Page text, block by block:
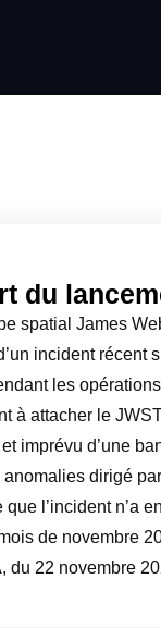
du
spatial James
incident récent
les
à attacher le
imprévu d’une
anomalies dirigé
l’incident n’a
de novembre
du 22 novembre